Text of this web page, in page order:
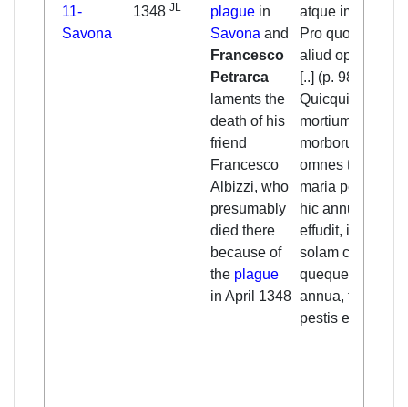
11-
Savona
1348JL
plague in
Savona and
Francesco
Petrarca
laments the
death of his
friend
Francesco
Albizzi, who
presumably
died there
because of
the plague
in April 1348
atque impia [...]
Pro quo quid
aliud optem tibi?
[..] (p. 982)
Quicquid vel
mortium vel
morborum per
omnes terras ac
maria pestifer
hic annus
effudit, in te
solam confluat;
queque aliis
annua, tibi
pestis eterna sit.